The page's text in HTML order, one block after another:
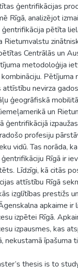
ģentrifikācijas
Rīgā, analizējot
pētīta
Centrālās un
metodoloģija
Pētījuma
nevirza
ģeogrāfiskā
un
ģentrifikācijā
profesiju
vidū. Tas norāda,
Rīgā ir
Līdzīgi, kā citās
attīstību Rīgā
izglītības prestižs
apkaime ir
izpētei Rīgā.
izpausmes, kas
nekustamā īpašuma
thesis is to